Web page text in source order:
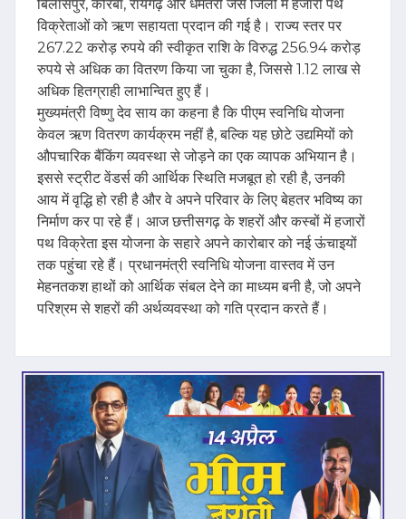
बिलासपुर, कोरबा, रायगढ़ और धमतरी जैसे जिलों में हजारों पथ
विक्रेताओं को ऋण सहायता प्रदान की गई है। राज्य स्तर पर
267.22 करोड़ रुपये की स्वीकृत राशि के विरुद्ध 256.94 करोड़
रुपये से अधिक का वितरण किया जा चुका है, जिससे 1.12 लाख से
अधिक हितग्राही लाभान्वित हुए हैं।
मुख्यमंत्री विष्णु देव साय का कहना है कि पीएम स्वनिधि योजना
केवल ऋण वितरण कार्यक्रम नहीं है, बल्कि यह छोटे उद्यमियों को
औपचारिक बैंकिंग व्यवस्था से जोड़ने का एक व्यापक अभियान है।
इससे स्ट्रीट वेंडर्स की आर्थिक स्थिति मजबूत हो रही है, उनकी
आय में वृद्धि हो रही है और वे अपने परिवार के लिए बेहतर भविष्य का
निर्माण कर पा रहे हैं। आज छत्तीसगढ़ के शहरों और कस्बों में हजारों
पथ विक्रेता इस योजना के सहारे अपने कारोबार को नई ऊंचाइयों
तक पहुंचा रहे हैं। प्रधानमंत्री स्वनिधि योजना वास्तव में उन
मेहनतकश हाथों को आर्थिक संबल देने का माध्यम बनी है, जो अपने
परिश्रम से शहरों की अर्थव्यवस्था को गति प्रदान करते हैं।